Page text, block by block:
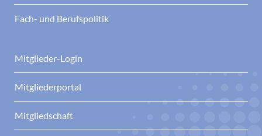
Fach- und Berufspolitik
Mitglieder-Login
Mitgliederportal
Mitgliedschaft